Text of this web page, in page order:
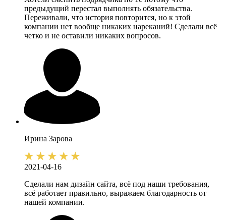
предыдущий перестал выполнять обязательства.
Переживали, что история повторится, но к этой
компании нет вообще никаких нареканий! Сделали всё
четко и не оставили никаких вопросов.
Ирина Зарова
2021-04-16
Сделали нам дизайн сайта, всё под наши требования,
всё работает правильно, выражаем благодарность от
нашей компании.